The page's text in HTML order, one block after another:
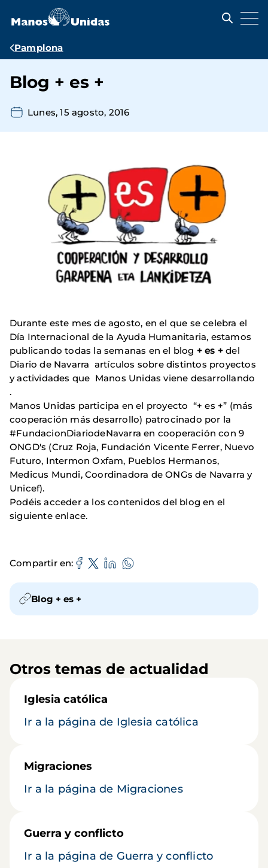
contenido
Ruta
navegación
Pamplona
Blog + es +
Lunes, 15 agosto, 2016
Durante este mes de agosto, en el que se celebra el
Día Internacional de la Ayuda Humanitaria, estamos
publicando todas la semanas en el blog + es + del
Diario de Navarra artículos sobre distintos proyectos
y actividades que Manos Unidas viene desarrollando
.
Manos Unidas participa en el proyecto “+ es +” (más
cooperación más desarrollo) patrocinado por la
#FundacionDiariodeNavarra en cooperación con 9
ONGD's (Cruz Roja, Fundación Vicente Ferrer, Nuevo
Futuro, Intermon Oxfam, Pueblos Hermanos,
Medicus Mundi, Coordinadora de ONGs de Navarra y
Unicef).
Podéis acceder a los contenidos del blog en el
siguiente enlace.
Compartir en
Blog + es +
Otros temas de actualidad
Iglesia católica
Ir a la página de Iglesia católica
Migraciones
Ir a la página de Migraciones
Guerra y conflicto
Ir a la página de Guerra y conflicto